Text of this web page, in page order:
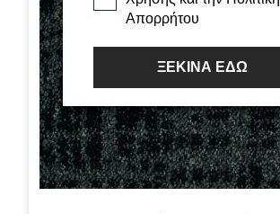
Απορρήτου
ΞΕΚΙΝΑ ΕΔΩ